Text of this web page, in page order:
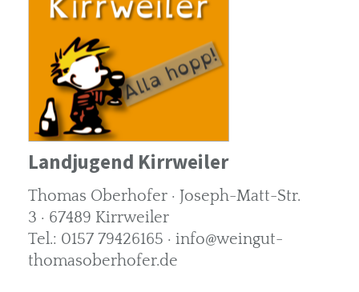
Landjugend Kirrweiler
Thomas Oberhofer · Joseph-Matt-Str.
3 · 67489 Kirrweiler
Tel.: 0157 79426165 · info@weingut-
thomasoberhofer.de